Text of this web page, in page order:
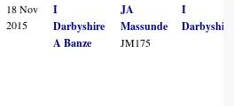
18 Nov
2015
I
Darbyshire
A Banze
JA
Massunde
JM175
I
Darbyshire